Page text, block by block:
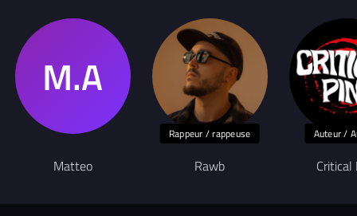
Matteo
Rappeur / rappeuse
Rawb
Auteur /
Critical